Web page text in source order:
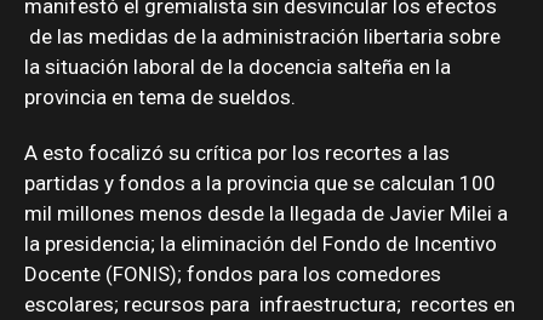
manifestó el gremialista sin desvincular los efectos
de las medidas de la administración libertaria sobre
la situación laboral de la docencia salteña en la
provincia en tema de sueldos.
A esto focalizó su crítica por los recortes a las
partidas y fondos a la provincia que se calculan 100
mil millones menos desde la llegada de Javier Milei a
la presidencia; la eliminación del Fondo de Incentivo
Docente (FONIS); fondos para los comedores
escolares; recursos para infraestructura; recortes en